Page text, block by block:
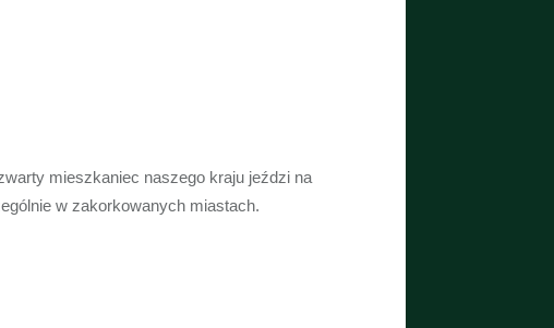
mieszkaniec naszego kraju jeździ na
w zakorkowanych miastach.